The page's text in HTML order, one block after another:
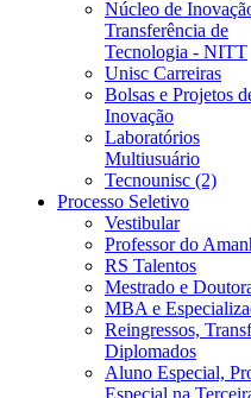
Núcleo de
Transferência de
Tecnologia - NITT
Unisc Carreiras
Bolsas e Projetos
Inovação
Laboratórios
Multiusuário
Tecnounisc (2)
Processo Seletivo
Vestibular
Professor do
RS Talentos
Mestrado e
MBA e
Reingressos,
Diplomados
Aluno Especial,
Especial na